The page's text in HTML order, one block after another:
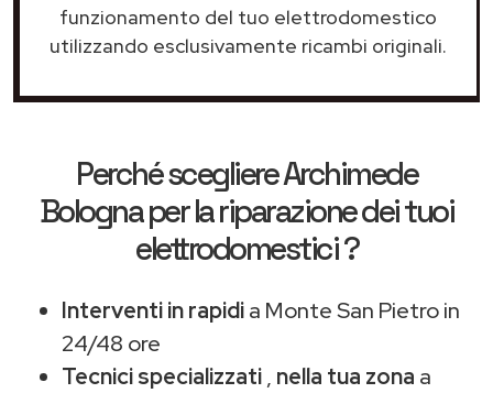
funzionamento del tuo elettrodomestico
utilizzando esclusivamente ricambi originali.
Perché scegliereArchimede
Bolognaper la riparazione dei tuoi
elettrodomestici ?
Interventi in rapidia Monte San Pietro in
24/48 ore
Tecnici specializzati, nella tua zona a